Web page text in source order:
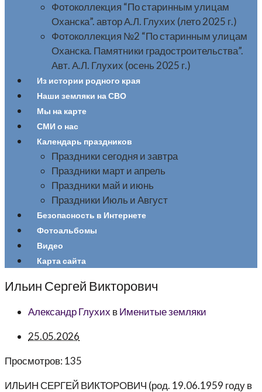
Фотоколлекция “По старинным улицам
Оханска”. автор А.Л. Глухих (лето 2025 г.)
Фотоколлекция №2 “По старинным улицам
Оханска. Памятники градостроительства”.
Авт. А.Л. Глухих (осень 2025 г.)
Из истории родного края
Наши земляки на СВО
Мы на карте
СМИ о нас
Календарь праздников
Праздники сегодня и завтра
Праздники март и апрель
Праздники май и июнь
Праздники Июль и Август
Безопасность в Интернете
Фотоальбомы
Видео
Карта сайта
Ильин Сергей Викторович
Александр Глухих вИменитые земляки
25.05.2026
Просмотров: 135
ИЛЬИН СЕРГЕЙ ВИКТОРОВИЧ (род. 19.06.1959 году в